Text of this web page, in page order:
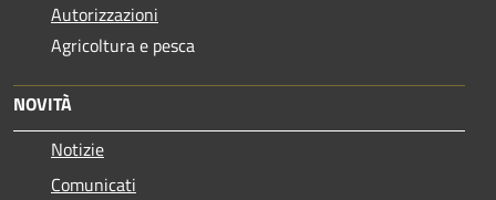
Autorizzazioni
Agricoltura e pesca
NOVITÀ
Notizie
Comunicati